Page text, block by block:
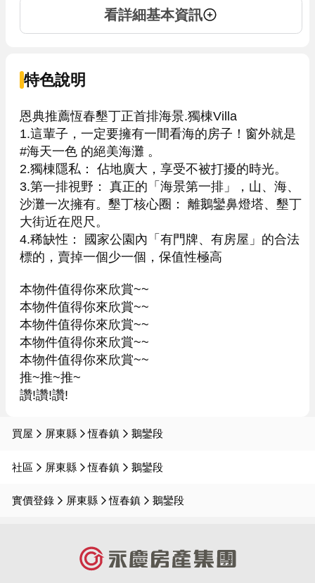
看詳細基本資訊
特色說明
恩典推薦恆春墾丁正首排海景.獨棟Villa
1.這輩子，一定要擁有一間看海的房子！窗外就是
#海天一色 的絕美海灘 。
2.獨棟隱私： 佔地廣大，享受不被打擾的時光。
3.第一排視野： 真正的「海景第一排」，山、海、
沙灘一次擁有。墾丁核心圈： 離鵝鑾鼻燈塔、墾丁
大街近在咫尺。
4.稀缺性： 國家公園內「有門牌、有房屋」的合法
標的，賣掉一個少一個，保值性極高
本物件值得你來欣賞~~
本物件值得你來欣賞~~
本物件值得你來欣賞~~
本物件值得你來欣賞~~
本物件值得你來欣賞~~
推~推~推~
讚!讚!讚!
買屋 屏東縣 恆春鎮 鵝鑾段
社區 屏東縣 恆春鎮 鵝鑾段
實價登錄 屏東縣 恆春鎮 鵝鑾段